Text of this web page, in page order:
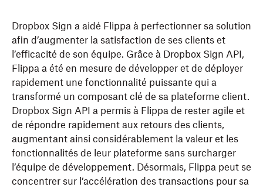
Dropbox Sign a aidé Flippa à perfectionner sa solution
afin d’augmenter la satisfaction de ses clients et
l’efficacité de son équipe. Grâce à Dropbox Sign API,
Flippa a été en mesure de développer et de déployer
rapidement une fonctionnalité puissante qui a
transformé un composant clé de sa plateforme client.
Dropbox Sign API a permis à Flippa de rester agile et
de répondre rapidement aux retours des clients,
augmentant ainsi considérablement la valeur et les
fonctionnalités de leur plateforme sans surcharger
l’équipe de développement. Désormais, Flippa peut se
concentrer sur l’accélération des transactions pour sa